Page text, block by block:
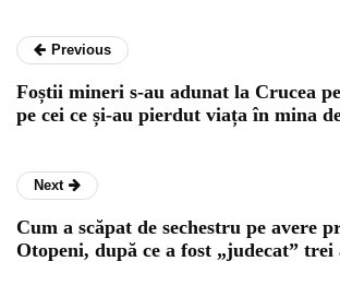
Previous
Foștii mineri s-au adunat la Crucea
pe cei ce și-au pierdut viața în mina
Next
Cum a scăpat de sechestru pe avere
Otopeni, după ce a fost „judecat” trei